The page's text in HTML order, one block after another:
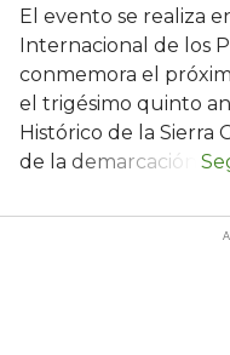
El evento se realiza
Internacional de los
conmemora el
el trigésimo quinto
Histórico de la Sierra
de la demarcación.